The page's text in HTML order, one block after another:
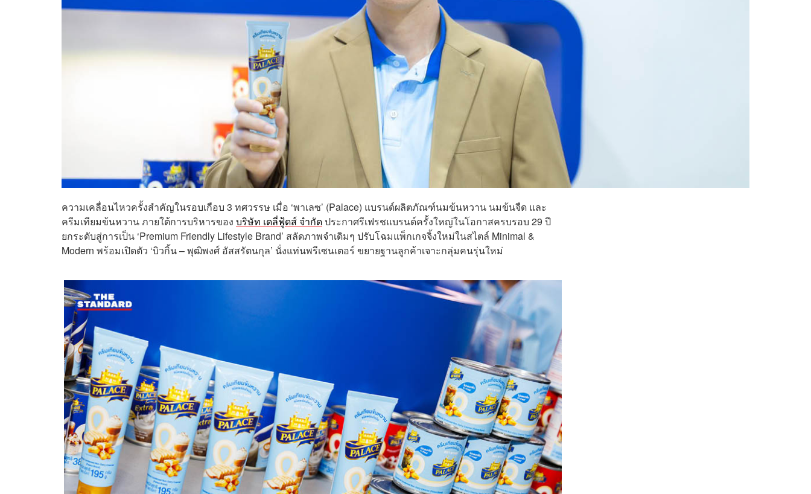
ความเคลื่อนไหวครั้งสำคัญในรอบเกือบ 3 ทศวรรษ เมื่อ ‘พาเลซ’ (Palace) แบรนด์ผลิตภัณฑ์นมข้นหวาน นมข้นจืด และ
ครีมเทียมข้นหวาน ภายใต้การบริหารของ บริษัท เดลี่ฟู้ดส์ จำกัดประกาศรีเฟรชแบรนด์ครั้งใหญ่ในโอกาสครบรอบ 29 ปี
ยกระดับสู่การเป็น ‘Premium Friendly Lifestyle Brand’ สลัดภาพจำเดิมๆ ปรับโฉมแพ็กเกจจิ้งใหม่ในสไตล์ Minimal &
Modern พร้อมเปิดตัว ‘บิวกิ้น – พุฒิพงศ์ อัสสรัตนกุล’ นั่งแท่นพรีเซนเตอร์ ขยายฐานลูกค้าเจาะกลุ่มคนรุ่นใหม่